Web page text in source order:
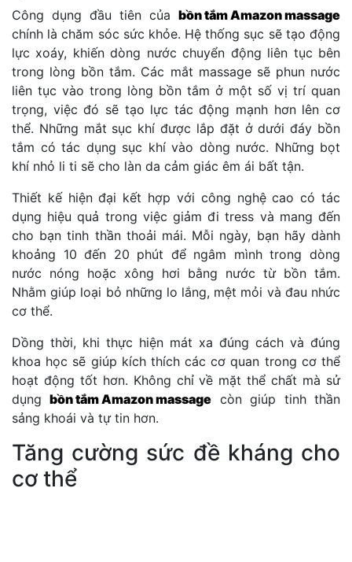
Công dụng đầu tiên của bồn tắm Amazon massage
chính là chăm sóc sức khỏe. Hệ thống sục sẽ tạo động
lực xoáy, khiến dòng nước chuyển động liên tục bên
trong lòng bồn tắm. Các mắt massage sẽ phun nước
liên tục vào trong lòng bồn tắm ở một số vị trí quan
trọng, việc đó sẽ tạo lực tác động mạnh hơn lên cơ
thể. Những mắt sục khí được lắp đặt ở dưới đáy bồn
tắm có tác dụng sục khí vào dòng nước. Những bọt
khí nhỏ li ti sẽ cho làn da cảm giác êm ái bất tận.
Thiết kế hiện đại kết hợp với công nghệ cao có tác
dụng hiệu quả trong việc giảm đi tress và mang đến
cho bạn tinh thần thoải mái. Mỗi ngày, bạn hãy dành
khoảng 10 đến 20 phút để ngâm mình trong dòng
nước nóng hoặc xông hơi bằng nước từ bồn tắm.
Nhằm giúp loại bỏ những lo lắng, mệt mỏi và đau nhức
cơ thể.
Dồng thời, khi thực hiện mát xa đúng cách và đúng
khoa học sẽ giúp kích thích các cơ quan trong cơ thể
hoạt động tốt hơn. Không chỉ về mặt thể chất mà sử
dụngbồn tắm Amazon massage còn giúp tinh thần
sảng khoái và tự tin hơn.
Tăng cường sức đề kháng cho
cơ thể